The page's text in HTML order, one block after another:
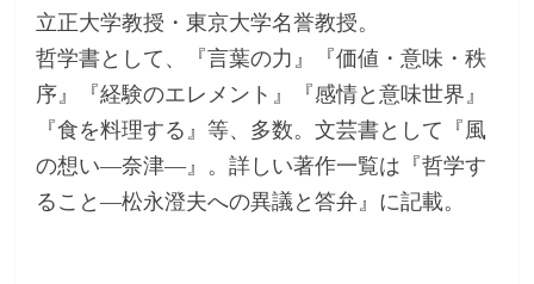
立正大学教授・東京大学名誉教授。
哲学書として、『言葉の力』『価値・意味・秩
序』『経験のエレメント』『感情と意味世界』
『食を料理する』等、多数。文芸書として『風
の想い―奈津―』。詳しい著作一覧は『哲学す
ること―松永澄夫への異議と答弁』に記載。